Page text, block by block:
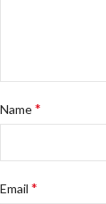
Name*
Email *